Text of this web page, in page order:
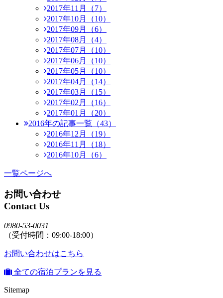
2017年11月（7）
2017年10月（10）
2017年09月（6）
2017年08月（4）
2017年07月（10）
2017年06月（10）
2017年05月（10）
2017年04月（14）
2017年03月（15）
2017年02月（16）
2017年01月（20）
2016年の記事一覧（43）
2016年12月（19）
2016年11月（18）
2016年10月（6）
一覧ページへ
お問い合わせ
Contact Us
0980-53-0031
（受付時間：09:00-18:00）
お問い合わせはこちら
全ての宿泊プランを見る
Sitemap